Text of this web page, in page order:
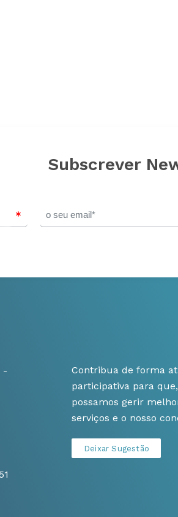
Subscrever
-
Contribua de forma
participativa para
possamos gerir
serviços e o nosso
Deixar Sugestão